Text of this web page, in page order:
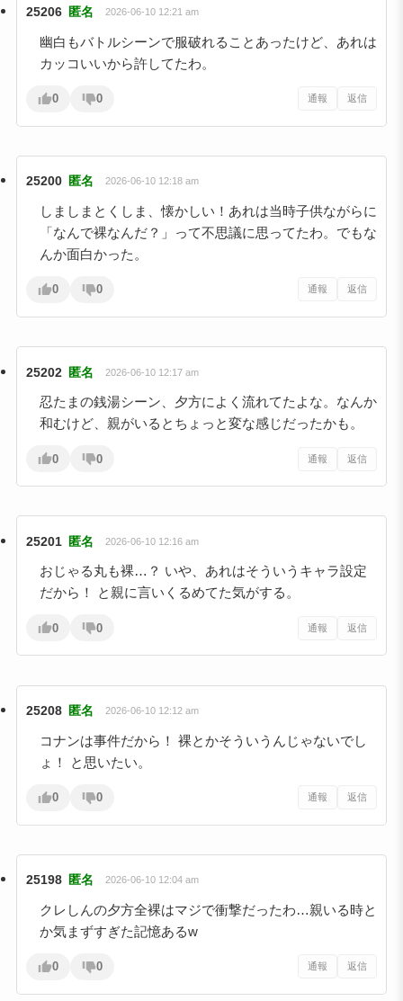
25206 匿名 2026-06-10 12:21 am
幽白もバトルシーンで服破れることあったけど、あれは
カッコいいから許してたわ。
0 0 通報 返信
25200 匿名 2026-06-10 12:18 am
しましまとくしま、懐かしい！あれは当時子供ながらに
「なんで裸なんだ？」って不思議に思ってたわ。でもな
んか面白かった。
0 0 通報 返信
25202 匿名 2026-06-10 12:17 am
忍たまの銭湯シーン、夕方によく流れてたよな。なんか
和むけど、親がいるとちょっと変な感じだったかも。
0 0 通報 返信
25201 匿名 2026-06-10 12:16 am
おじゃる丸も裸…？ いや、あれはそういうキャラ設定
だから！ と親に言いくるめてた気がする。
0 0 通報 返信
25208 匿名 2026-06-10 12:12 am
コナンは事件だから！ 裸とかそういうんじゃないでし
ょ！ と思いたい。
0 0 通報 返信
25198 匿名 2026-06-10 12:04 am
クレしんの夕方全裸はマジで衝撃だったわ…親いる時と
か気まずすぎた記憶あるw
0 0 通報 返信